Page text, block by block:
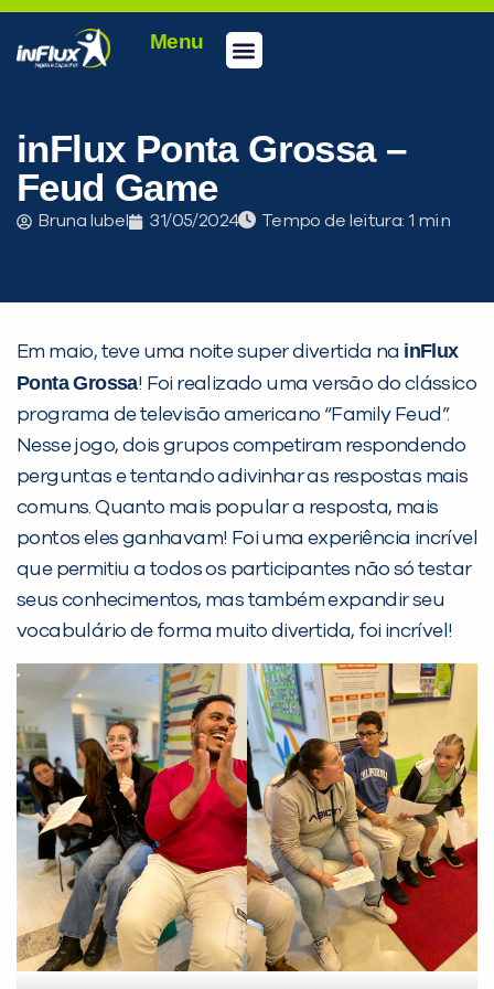
Menu
inFlux Ponta Grossa –
Feud Game
Bruna Iubel 31/05/2024 Tempo de leitura:
Em maio, teve uma noite super divertida na inFlux
Ponta Grossa! Foi realizado uma versão do clássico
programa de televisão americano “Family Feud”.
Nesse jogo, dois grupos competiram respondendo
perguntas e tentando adivinhar as respostas mais
comuns. Quanto mais popular a resposta, mais
pontos eles ganhavam! Foi uma experiência incrível
que permitiu a todos os participantes não só testar
seus conhecimentos, mas também expandir seu
vocabulário de forma muito divertida, foi incrível!
PEÇA UMA DEMONSTRAÇÃO DE MÉTODO
Desculpe!
Não encontramos nenhuma unidade
inFlux nesta cidade ou bairro que
você digitou.
Preencha com seus dados abaixo e
já vamos te colocar em contato
com a: